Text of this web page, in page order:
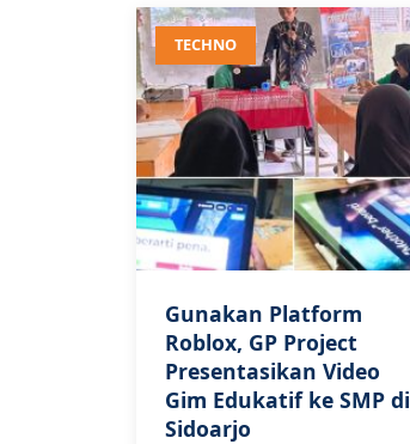
TECHNO
Gunakan Platform
Roblox, GP Project
Presentasikan Video
Gim Edukatif ke SMP di
Sidoarjo